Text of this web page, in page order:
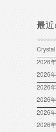
最
2026
2026
2026
2026
2026
2026